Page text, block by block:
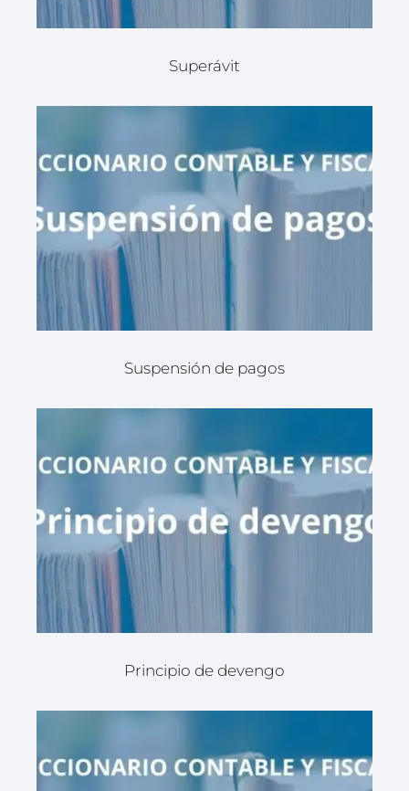
Superávit
Suspensión de pagos
Principio de devengo